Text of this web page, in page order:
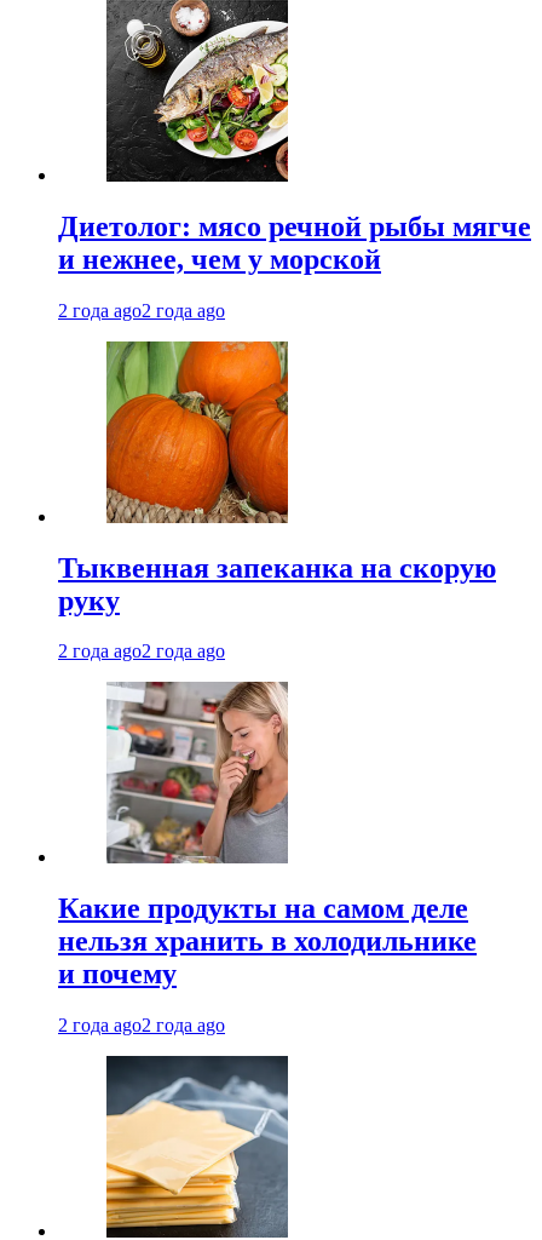
Диетолог: мясо речной рыбы мягче
и нежнее, чем у морской
2 года ago2 года ago
Тыквенная запеканка на скорую
руку
2 года ago2 года ago
Какие продукты на самом деле
нельзя хранить в холодильнике
и почему
2 года ago2 года ago